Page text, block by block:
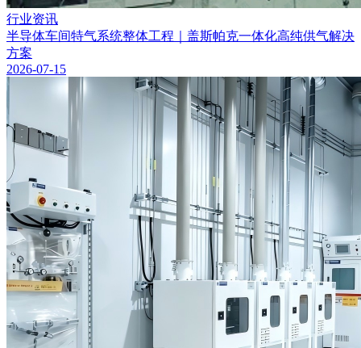
行业资讯
半导体车间特气系统整体工程｜盖斯帕克一体化高纯供气解决
方案
2026-07-15